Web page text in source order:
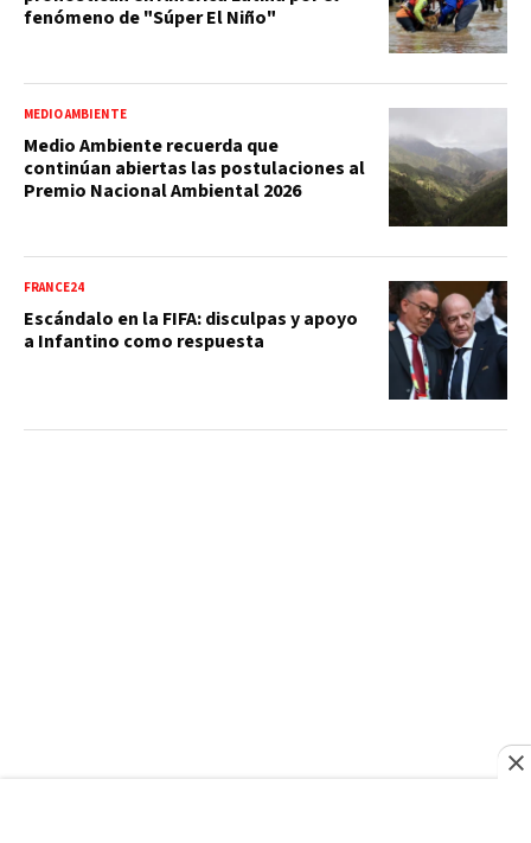
fenómeno de "Súper El Niño"
MEDIO AMBIENTE
Medio Ambiente recuerda que
continúan abiertas las postulaciones al
Premio Nacional Ambiental 2026
FRANCE24
Escándalo en la FIFA: disculpas y apoyo
a Infantino como respuesta